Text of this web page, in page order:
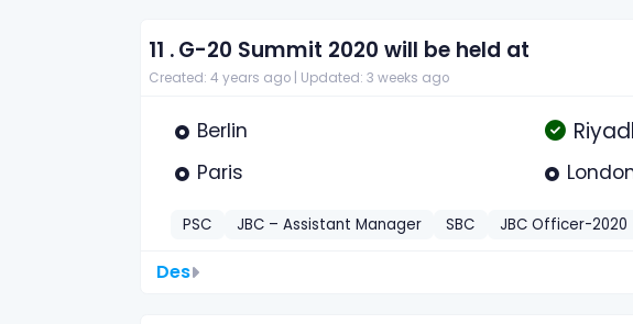
11 .G-20 Summit 2020 will be held at
Created: 4 years ago | Updated: 3 weeks ago
Berlin
Paris
PSC JBC – Assistant Manager SBC JBC Officer-2020
Des